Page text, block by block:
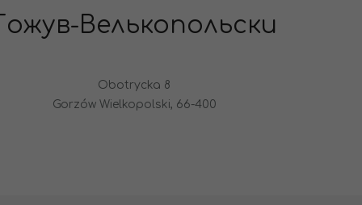
Велькопольски
Obotrycka 8
Gorzów Wielkopolski, 66-400